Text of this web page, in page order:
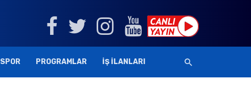
SPOR PROGRAMLAR İŞ İLANLARI